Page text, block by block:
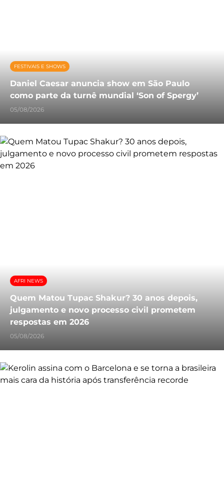
FESTIVAIS E SHOWS
Daniel Caesar anuncia show em São Paulo
como parte da turnê mundial ‘Son of Spergy’
05/08/2026
AFRI NEWS
Quem Matou Tupac Shakur? 30 anos depois,
julgamento e novo processo civil prometem
respostas em 2026
05/08/2026